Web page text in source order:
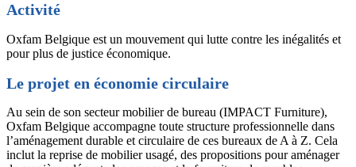
Activité
Oxfam Belgique est un mouvement qui lutte contre les inégalités et
pour plus de justice économique.
Le projet en économie circulaire
Au sein de son secteur mobilier de bureau (IMPACT Furniture),
Oxfam Belgique accompagne toute structure professionnelle dans
l’aménagement durable et circulaire de ces bureaux de A à Z. Cela
inclut la reprise de mobilier usagé, des propositions pour aménager